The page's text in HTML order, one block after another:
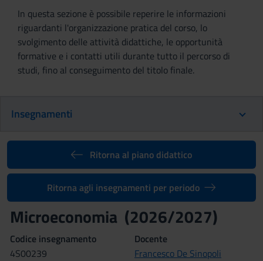
In questa sezione è possibile reperire le informazioni
riguardanti l'organizzazione pratica del corso, lo
svolgimento delle attività didattiche, le opportunità
formative e i contatti utili durante tutto il percorso di
studi, fino al conseguimento del titolo finale.
Insegnamenti
Ritorna al piano didattico
Ritorna agli insegnamenti per periodo
Microeconomia (2026/2027)
Codice insegnamento
4S00239
Docente
Francesco De Sinopoli